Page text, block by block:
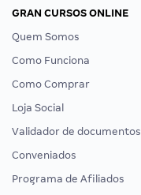
GRAN CURSOS ONLINE
Quem Somos
Como Funciona
Como Comprar
Loja Social
Validador de documentos
Conveniados
Programa de Afiliados